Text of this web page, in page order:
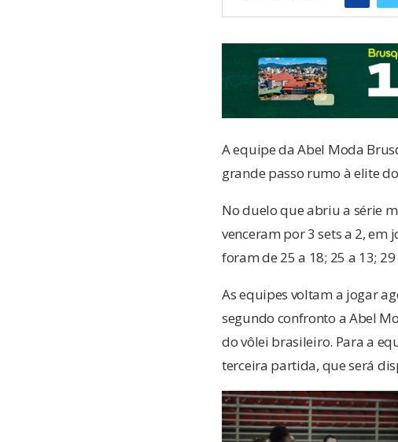
A equipe da Abel Moda
grande passo rumo à elite
No duelo que abriu a série
venceram por 3 sets a 2, em
foram de 25 a 18; 25 a 13;
As equipes voltam a jogar
segundo confronto a Abel
do vôlei brasileiro. Para a
terceira partida, que será